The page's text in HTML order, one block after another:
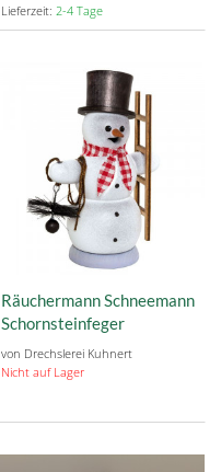
Lieferzeit: 2-4 Tage
Räuchermann Schneemann
Schornsteinfeger
von Drechslerei Kuhnert
Nicht auf Lager